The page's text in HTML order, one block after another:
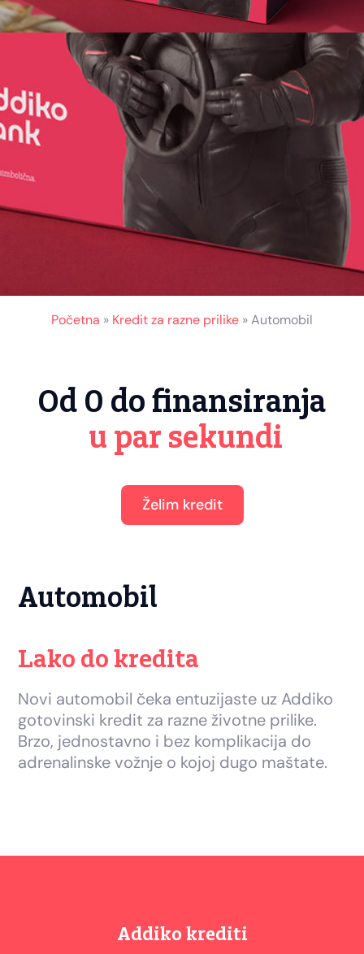
Početna » Kredit za razne prilike »Automobil
Od 0 do finansiranja
u par sekundi
Želim kredit
Automobil
Lako do kredita
Novi automobil čeka entuzijaste uz Addiko
gotovinski kredit za razne životne prilike.
Brzo, jednostavno i bez komplikacija do
adrenalinske vožnje o kojoj dugo maštate.
Addiko krediti